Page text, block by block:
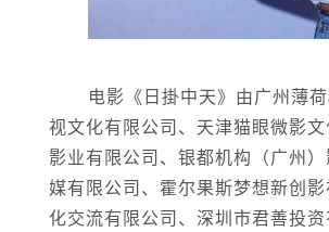
电影《日掛中天》由广州薄
视文化有限公司、天津猫眼微影
影业有限公司、银都机构（广州
媒有限公司、霍尔果斯梦想新创
化交流有限公司、深圳市君善投